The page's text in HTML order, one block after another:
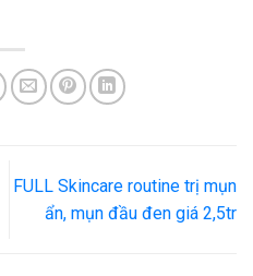
FULL Skincare routine trị mụn
ẩn, mụn đầu đen giá 2,5tr